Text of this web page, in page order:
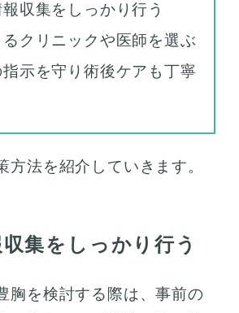
収集をしっかり行う
クリニックや医師を選ぶ
示を守り術後ケアも丁寧
方法を紹介していきます。
集をしっかり行う
胸を検討する際は、事前の